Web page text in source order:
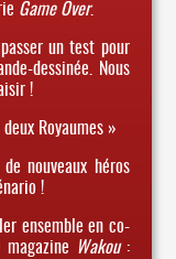
Game Over.
un test pour
dessinée. Nous
!
Royaumes »
nouveaux héros
!
ensemble en co-
Wakou: